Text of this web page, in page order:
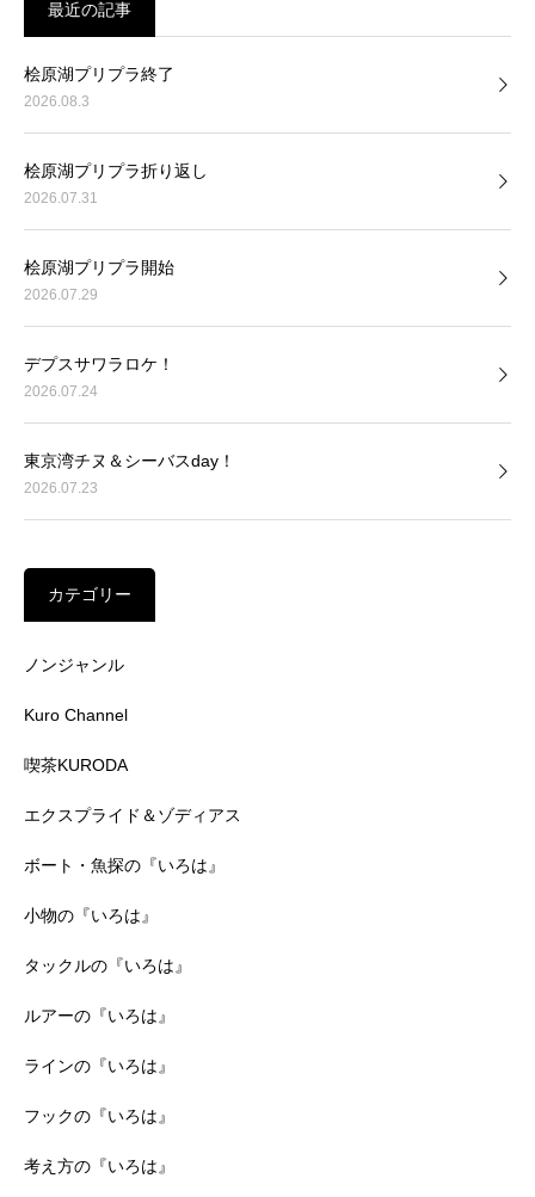
最近の記事
桧原湖プリプラ終了
2026.08.3
桧原湖プリプラ折り返し
2026.07.31
桧原湖プリプラ開始
2026.07.29
デプスサワラロケ！
2026.07.24
東京湾チヌ＆シーバスday！
2026.07.23
カテゴリー
ノンジャンル
Kuro Channel
喫茶KURODA
エクスプライド＆ゾディアス
ボート・魚探の『いろは』
小物の『いろは』
タックルの『いろは』
ルアーの『いろは』
ラインの『いろは』
フックの『いろは』
考え方の『いろは』